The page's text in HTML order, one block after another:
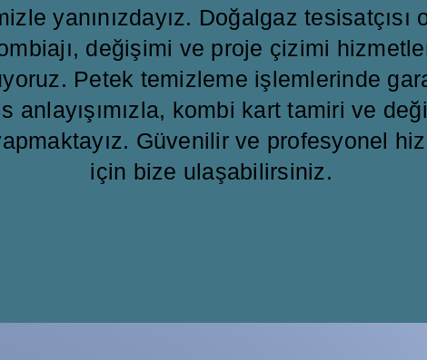
yanınızdayız. Doğalgaz tesisatçısı
değişimi ve proje çizimi
Petek temizleme işlemlerinde
anlayışımızla, kombi kart tamiri ve
Güvenilir ve profesyonel
için bize ulaşabilirsiniz.